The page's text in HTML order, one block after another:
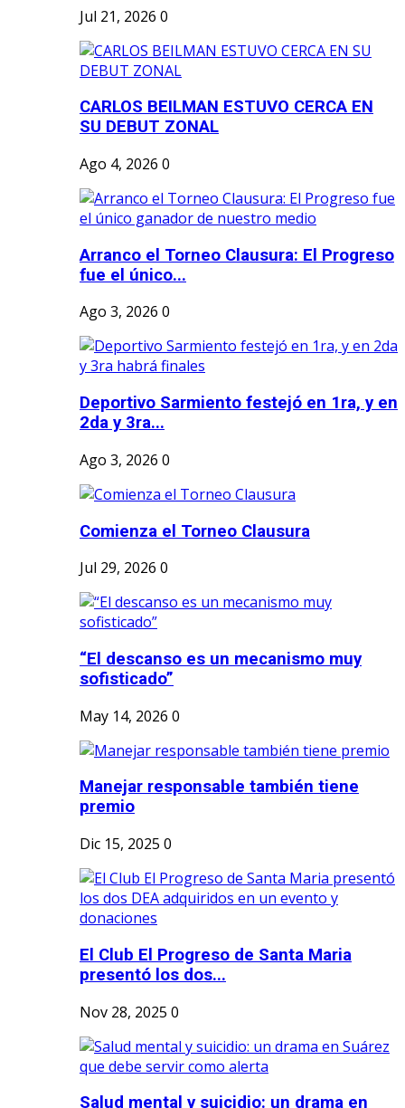
Jul 21, 2026 0
CARLOS BEILMAN ESTUVO CERCA EN
SU DEBUT ZONAL
Ago 4, 2026 0
Arranco el Torneo Clausura: El Progreso
fue el único...
Ago 3, 2026 0
Deportivo Sarmiento festejó en 1ra, y en
2da y 3ra...
Ago 3, 2026 0
Comienza el Torneo Clausura
Jul 29, 2026 0
“El descanso es un mecanismo muy
sofisticado”
May 14, 2026 0
Manejar responsable también tiene
premio
Dic 15, 2025 0
El Club El Progreso de Santa Maria
presentó los dos...
Nov 28, 2025 0
Salud mental y suicidio: un drama en